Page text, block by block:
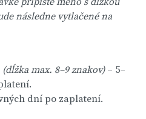
následne vytlačené na
(dĺžka max. 8–9 znakov)– 5–
dní po zaplatení.